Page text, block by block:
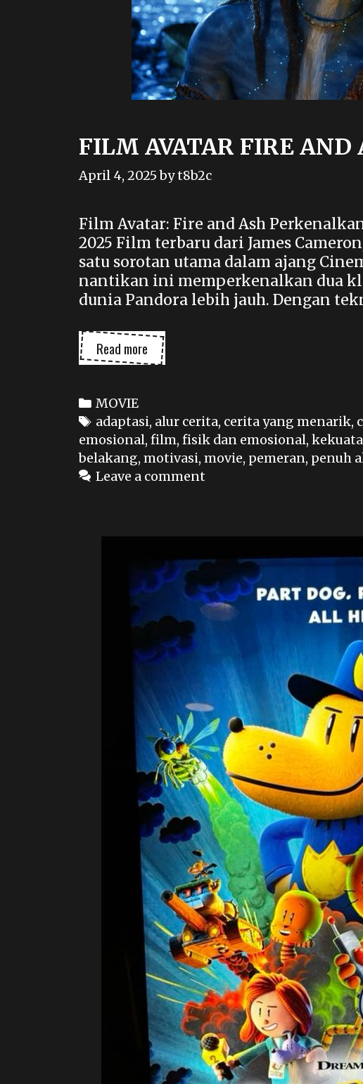
FILM AVATAR FIRE AND
April 4, 2025 byt8b2c
Film Avatar: Fire and Ash
2025 Film terbaru dari James
satu sorotan utama dalam ajang
nantikan ini memperkenalkan dua
dunia Pandora lebih jauh. Dengan
Read more FILM
AVATAR
ASH
Categories
MOVIE
Tags
adaptasi, alur cerita, cerita yang menarik,
emosional, film, fisik dan emosional,
belakang, motivasi, movie, pemeran, penuh
Leave a comment